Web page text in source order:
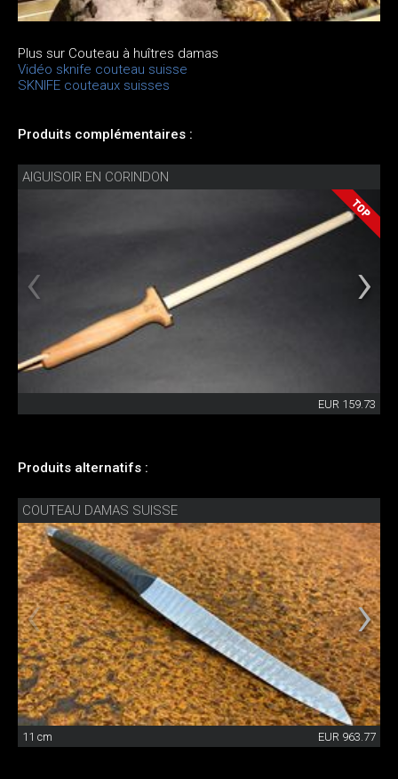
Plus sur Couteau à huîtres damas
Vidéo sknife couteau suisse
SKNIFE couteaux suisses
Produits complémentaires :
AIGUISOIR EN CORINDON
EUR 159.73
Produits alternatifs :
COUTEAU DAMAS SUISSE
11 cm EUR 963.77